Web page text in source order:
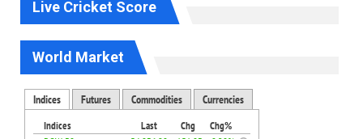
Live Cricket Score
World Market